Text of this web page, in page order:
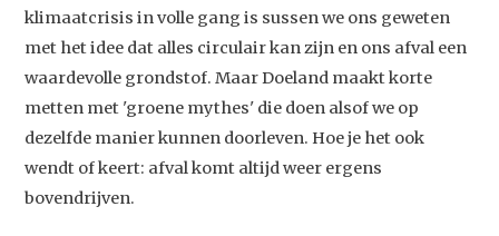
klimaatcrisis in volle gang is sussen we ons geweten
met het idee dat alles circulair kan zijn en ons afval een
waardevolle grondstof. Maar Doeland maakt korte
metten met 'groene mythes' die doen alsof we op
dezelfde manier kunnen doorleven. Hoe je het ook
wendt of keert: afval komt altijd weer ergens
bovendrijven.